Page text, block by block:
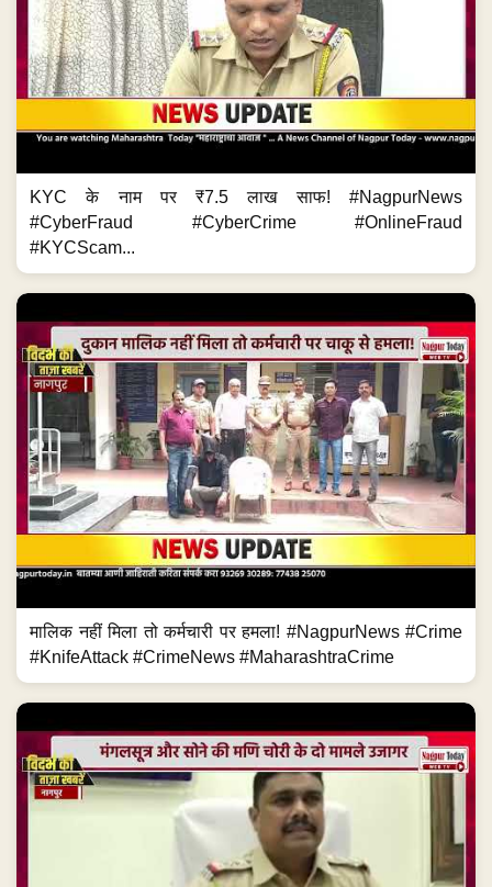
KYC के नाम पर ₹7.5 लाख साफ! #NagpurNews
#CyberFraud #CyberCrime #OnlineFraud
#KYCScam...
मालिक नहीं मिला तो कर्मचारी पर हमला! #NagpurNews #Crime
#KnifeAttack #CrimeNews #MaharashtraCrime